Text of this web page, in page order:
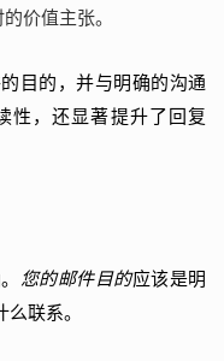
价值主张。
目的，并与明确的沟通
性，还显著提升了回复
您的邮件目的应该是明
联系。